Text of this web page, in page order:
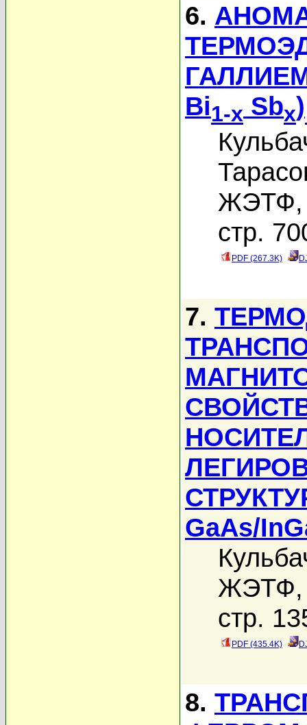
6.
Bi1-x Sbx)
ЖЭТФ,
стр.
PDF (267.3K)
7.
GaAs/
ЖЭТФ,
стр.
PDF (435.4K)
8.